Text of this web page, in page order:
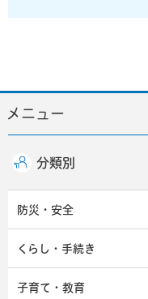
メニュー
分類別
防災・安全
くらし・手続き
子育て・教育